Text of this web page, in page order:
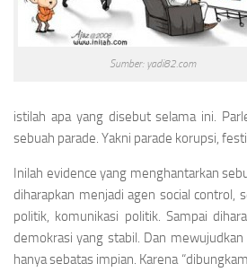
Sumber: yadi82.com
istilah apa yang disebut selama ini.
sebuah parade. Yakni parade korupsi,
Inilah evidence yang menghantarkan
diharapkan menjadi agen social control,
politik, komunikasi politik. Sampai
demokrasi yang stabil. Dan mewujudkan
hanya sebatas impian. Karena